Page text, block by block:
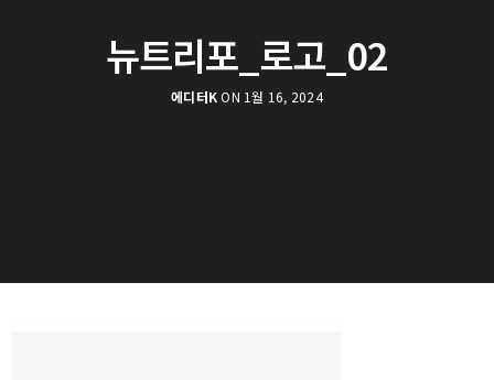
뉴트리포_로고_02
에디터KON 1월 16, 2024